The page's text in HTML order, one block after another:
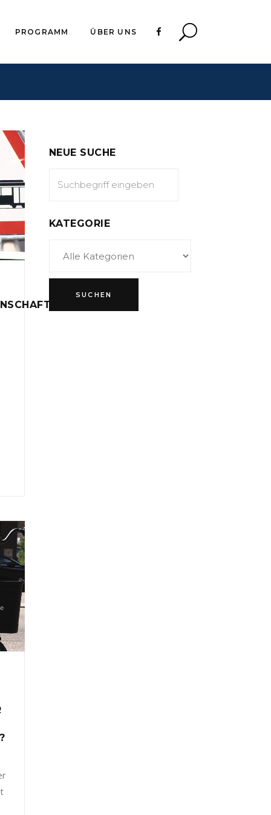
PROGRAMM ÜBER UNS
NEUE SUCHE
KATEGORIE